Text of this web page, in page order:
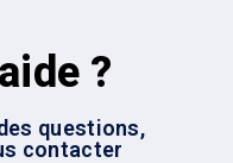
?
questions,
contacter